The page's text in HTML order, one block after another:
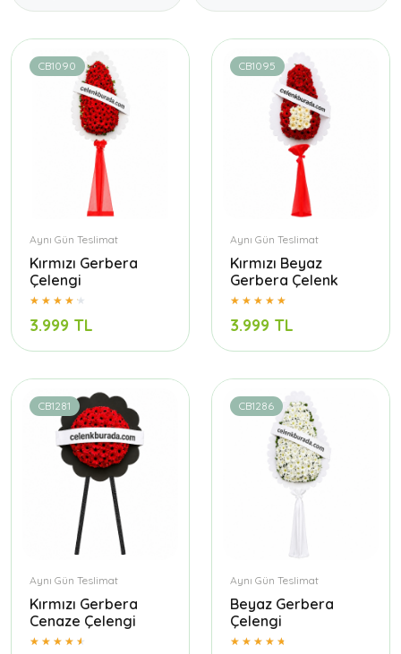
CB1090
Aynı Gün Teslimat
Kırmızı Gerbera
Çelengi
3.999 TL
CB1095
Aynı Gün Teslimat
Kırmızı Beyaz
Gerbera Çelenk
3.999 TL
CB1281
Aynı Gün Teslimat
Kırmızı Gerbera
Cenaze Çelengi
CB1286
Aynı Gün Teslimat
Beyaz Gerbera
Çelengi